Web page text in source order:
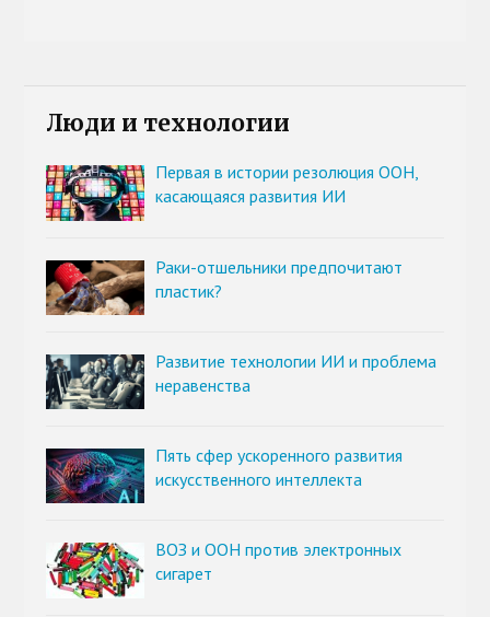
Люди и технологии
Первая в истории резолюция ООН,
касающаяся развития ИИ
Раки-отшельники предпочитают
пластик?
Развитие технологии ИИ и проблема
неравенства
Пять сфер ускоренного развития
искусственного интеллекта
ВОЗ и ООН против электронных
сигарет